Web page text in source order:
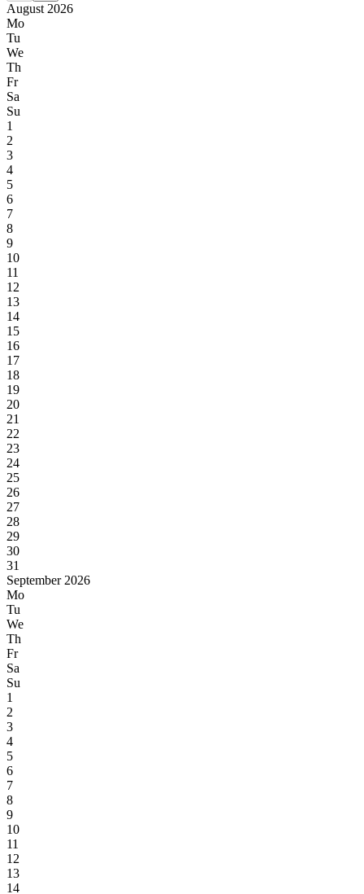
August 2026
Mo
Tu
We
Th
Fr
Sa
Su
1
2
3
4
5
6
7
8
9
10
11
12
13
14
15
16
17
18
19
20
21
22
23
24
25
26
27
28
29
30
31
September 2026
Mo
Tu
We
Th
Fr
Sa
Su
1
2
3
4
5
6
7
8
9
10
11
12
13
14